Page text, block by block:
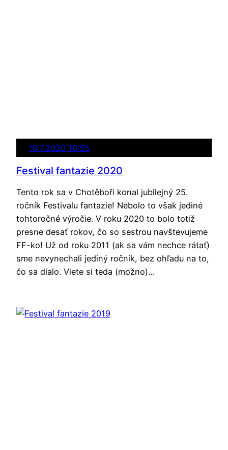
19.7.2020 10:55
Festival fantazie 2020
Tento rok sa v Chotěboři konal jubilejný 25.
ročník Festivalu fantazie! Nebolo to však jediné
tohtoročné výročie. V roku 2020 to bolo totiž
presne desať rokov, čo so sestrou navštevujeme
FF-ko! Už od roku 2011 (ak sa vám nechce rátať)
sme nevynechali jediný ročník, bez ohľadu na to,
čo sa dialo. Viete si teda (možno)…